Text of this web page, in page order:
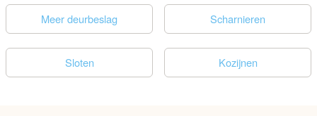
Meer deurbeslag Scharnieren
Sloten Kozijnen